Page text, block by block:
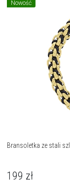
Nowość
Bransoletka ze stali
199 zł